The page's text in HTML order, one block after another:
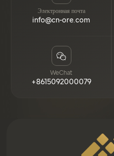
Электронная почта
info@cn-ore.com
WeChat
+8615092000079